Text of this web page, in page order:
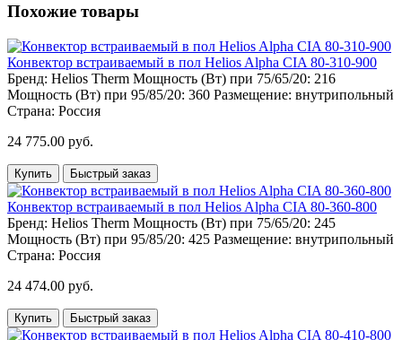
Похожие товары
Конвектор встраиваемый в пол Helios Alpha CIA 80-310-900
Бренд: Helios Therm Мощность (Вт) при 75/65/20: 216
Мощность (Вт) при 95/85/20: 360 Размещение: внутрипольный
Страна: Россия
24 775.00 руб.
Купить Быстрый заказ
Конвектор встраиваемый в пол Helios Alpha CIA 80-360-800
Бренд: Helios Therm Мощность (Вт) при 75/65/20: 245
Мощность (Вт) при 95/85/20: 425 Размещение: внутрипольный
Страна: Россия
24 474.00 руб.
Купить Быстрый заказ